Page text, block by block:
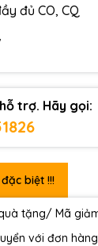
đủ CO, CQ
trợ. Hãy gọi:
biệt !!!
tặng/ Mã
với đơn